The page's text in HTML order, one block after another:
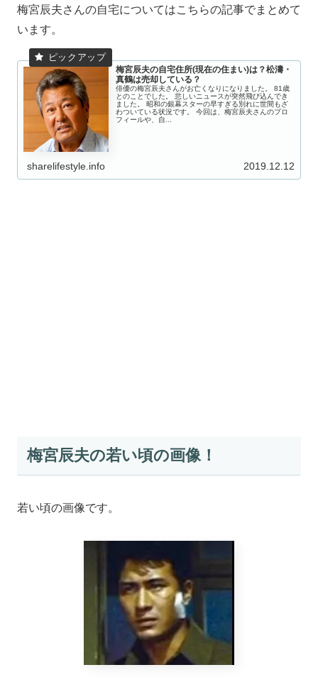
梅宮辰夫さんの自宅についてはこちらの記事でまとめて
います。
梅宮辰夫の自宅住所(現在の住まい)は？松濤・
真鶴は売却している？
俳優の梅宮辰夫さんがお亡くなりになりました。 81歳
とのことでした。 悲しいニュースが突然飛び込んでき
ました。 昭和の銀幕スターの早すぎる別れに世間もざ
わついている状況です。 今回は、梅宮辰夫さんのプロ
フィールや、自...
sharelifestyle.info 2019.12.12
梅宮辰夫の若い頃の画像！
若い頃の画像です。